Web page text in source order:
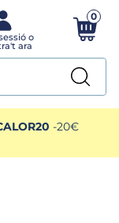
0
-20€